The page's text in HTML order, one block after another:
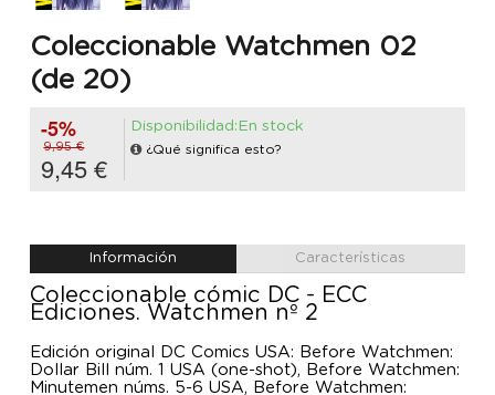
Coleccionable Watchmen 02
(de 20)
-5%
9,95 €
9,45 €
Disponibilidad:En stock
¿Qué significa esto?
Información Características
Coleccionable cómic DC - ECC
Ediciones. Watchmen nº 2
Edición original DC Comics USA: Before Watchmen:
Dollar Bill núm. 1 USA (one-shot), Before Watchmen:
Minutemen núms. 5-6 USA, Before Watchmen: